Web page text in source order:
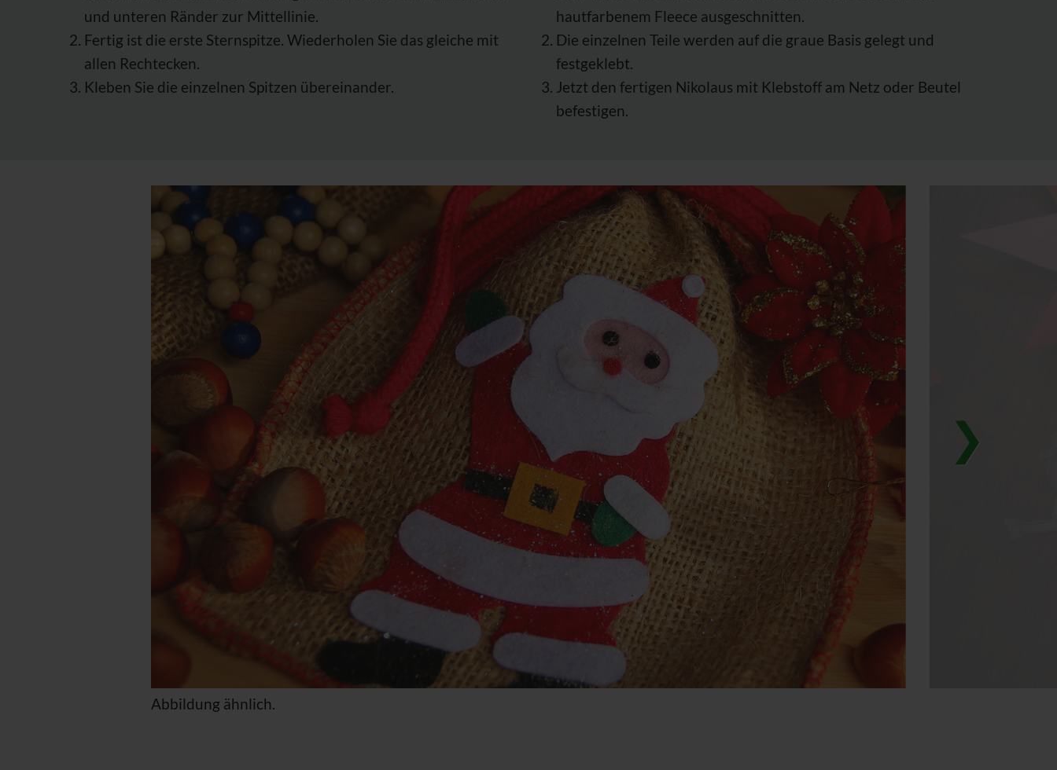
und unteren Ränder zur Mittellinie.
Fertig ist die erste Sternspitze. Wiederholen Sie das gleiche mit
allen Rechtecken.
Kleben Sie die einzelnen Spitzen übereinander.
hautfarbenem Fleece ausgeschnitten.
Die einzelnen Teile werden auf die graue Basis gelegt und
festgeklebt.
Jetzt den fertigen Nikolaus mit Klebstoff am Netz oder Beutel
befestigen.
Abbildung ähnlich.